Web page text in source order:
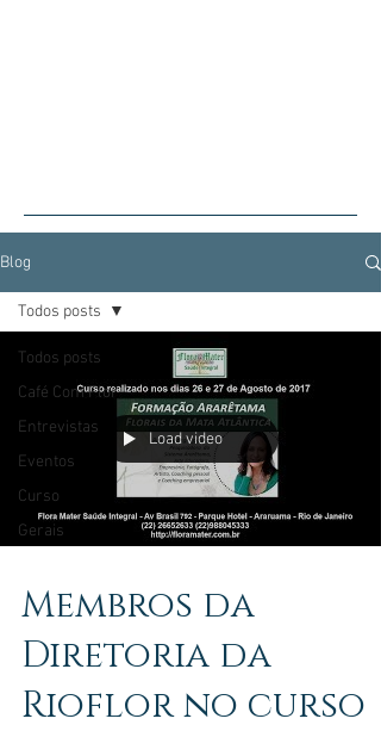
Blog
Todos posts
Café Com Flor
Entrevistas
Eventos
Curso
Gerais
Todos posts
Load video
Membros da
Diretoria da
Rioflor no curso